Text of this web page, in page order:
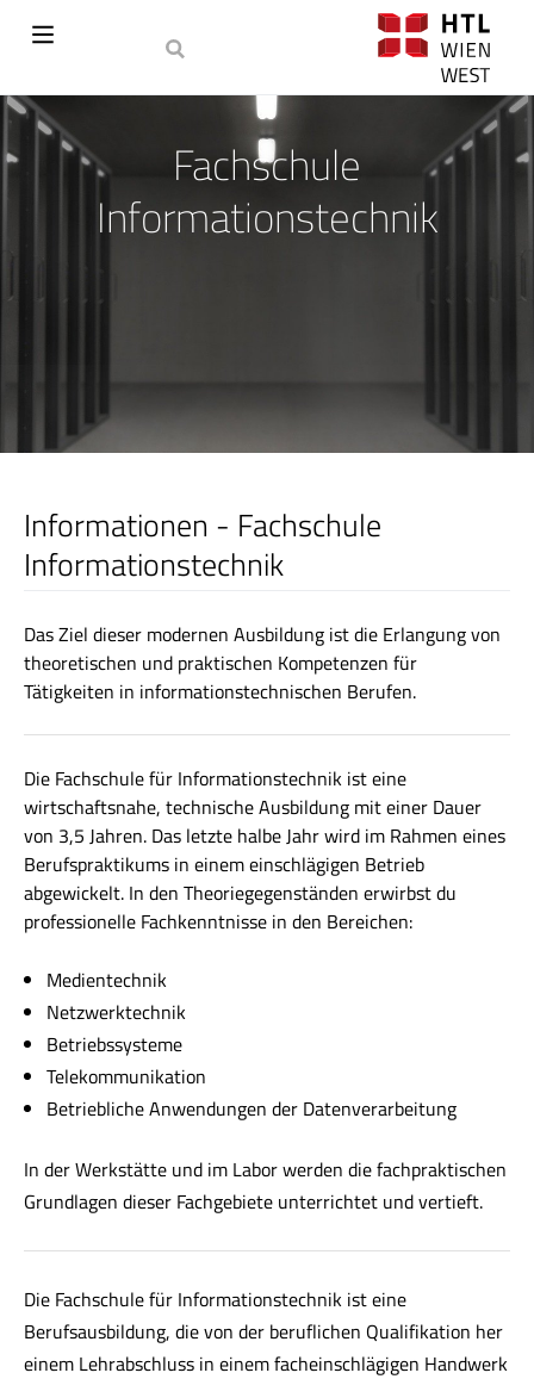
Fachschule
Informationstechnik
Informationen - Fachschule
Informationstechnik
Das Ziel dieser modernen Ausbildung ist die Erlangung von
theoretischen und praktischen Kompetenzen für
Tätigkeiten in informationstechnischen Berufen.
Die Fachschule für Informationstechnik ist eine
wirtschaftsnahe, technische Ausbildung mit einer Dauer
von 3,5 Jahren. Das letzte halbe Jahr wird im Rahmen eines
Berufspraktikums in einem einschlägigen Betrieb
abgewickelt. In den Theoriegegenständen erwirbst du
professionelle Fachkenntnisse in den Bereichen:
Medientechnik
Netzwerktechnik
Betriebssysteme
Telekommunikation
Betriebliche Anwendungen der Datenverarbeitung
In der Werkstätte und im Labor werden die fachpraktischen
Grundlagen dieser Fachgebiete unterrichtet und vertieft.
Die Fachschule für Informationstechnik ist eine
Berufsausbildung, die von der beruflichen Qualifikation her
einem Lehrabschluss in einem facheinschlägigen Handwerk